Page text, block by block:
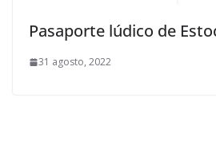
Pasaporte lúdico de
31 agosto, 2022